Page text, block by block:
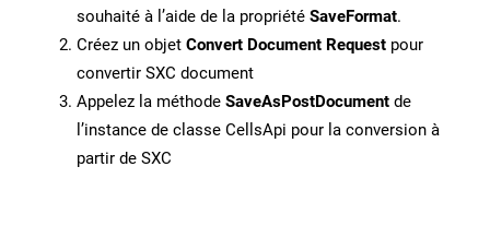
souhaité à l’aide de la propriété SaveFormat.
Créez un objet Convert Document Request pour
convertir SXC document
Appelez la méthode SaveAsPostDocument de
l’instance de classe CellsApi pour la conversion à
partir de SXC